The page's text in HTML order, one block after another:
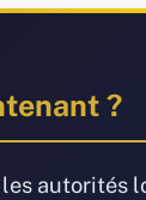
?
autorités